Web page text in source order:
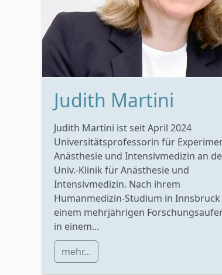
Judith Martini
Judith Martini ist seit April 2024
Universitätsprofessorin für
Anästhesie und Intensivmedizin an
Univ.-Klinik für Anästhesie und
Intensivmedizin. Nach ihrem
Humanmedizin-Studium in
einem mehrjährigen
in einem...
mehr...